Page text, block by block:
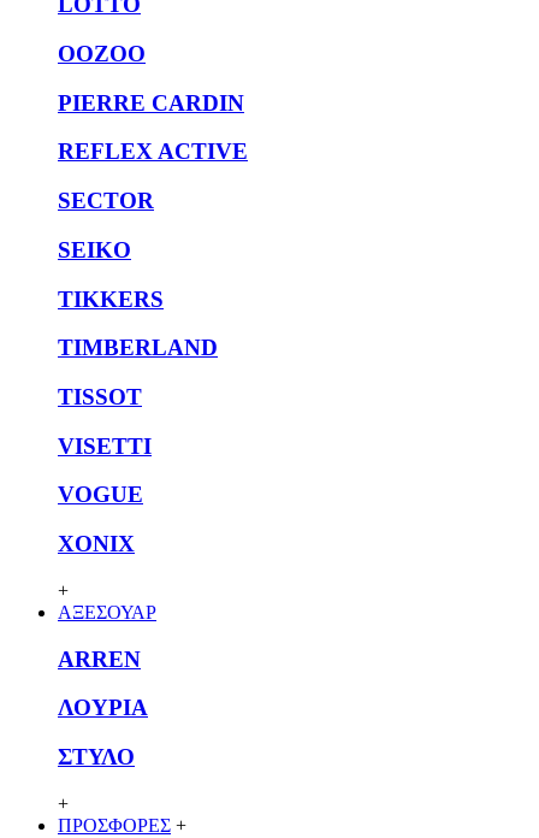
OOZOO
PIERRE CARDIN
REFLEX ACTIVE
SECTOR
SEIKO
TIKKERS
TIMBERLAND
TISSOT
VISETTI
VOGUE
XONIX
+
ΑΞΕΣΟΥΑΡ
ARREN
ΛΟΥΡΙΑ
ΣΤΥΛΟ
+
ΠΡΟΣΦΟΡΕΣ +